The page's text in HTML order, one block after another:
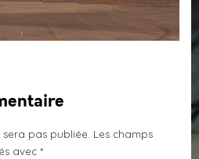
pas publiée. Les champs
avec *